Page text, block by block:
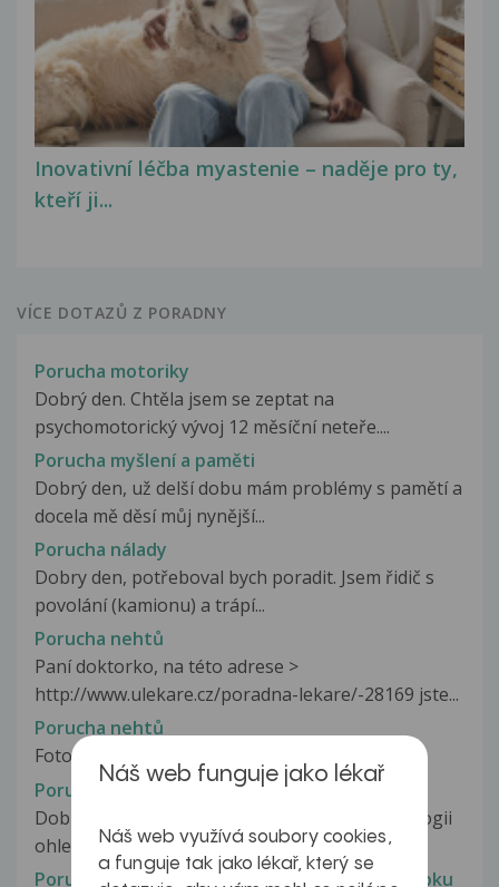
Inovativní léčba myastenie – naděje pro ty,
kteří ji...
VÍCE DOTAZŮ Z PORADNY
Porucha motoriky
Dobrý den. Chtěla jsem se zeptat na
psychomotorický vývoj 12 měsíční neteře....
Porucha myšlení a paměti
Dobrý den, už delší dobu mám problémy s pamětí a
docela mě děsí můj nynější...
Porucha nálady
Dobry den, potřeboval bych poradit. Jsem řidič s
povolání (kamionu) a trápí...
Porucha nehtů
Paní doktorko, na této adrese >
http://www.ulekare.cz/poradna-lekare/-28169 jste...
Porucha nehtů
Fotografii zkouším poslat opětovně...
Porucha nervového přenosu
Dobrý den, dnes proběhlo vyšetření na neurologii
ohledně očí. Čekáme na konzultaci...
Porucha nervového zakončení na děložním čípku
Náš web funguje jako lékař
Náš web využívá soubory cookies,
a funguje tak jako lékař, který se